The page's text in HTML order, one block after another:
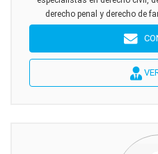
derecho penal y derecho de